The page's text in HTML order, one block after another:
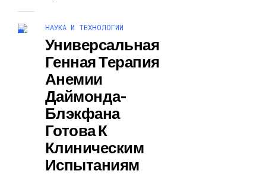
НАУКА И ТЕХНОЛОГИИ
Универсальная
Генная Терапия
Анемии
Даймонда-
Блэкфана
Готова К
Клиническим
Испытаниям